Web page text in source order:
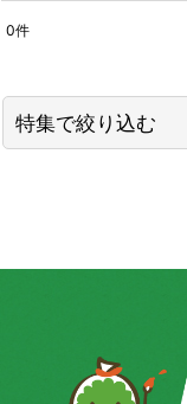
並び順 :
0件
特集で絞り込む
ほうれん草